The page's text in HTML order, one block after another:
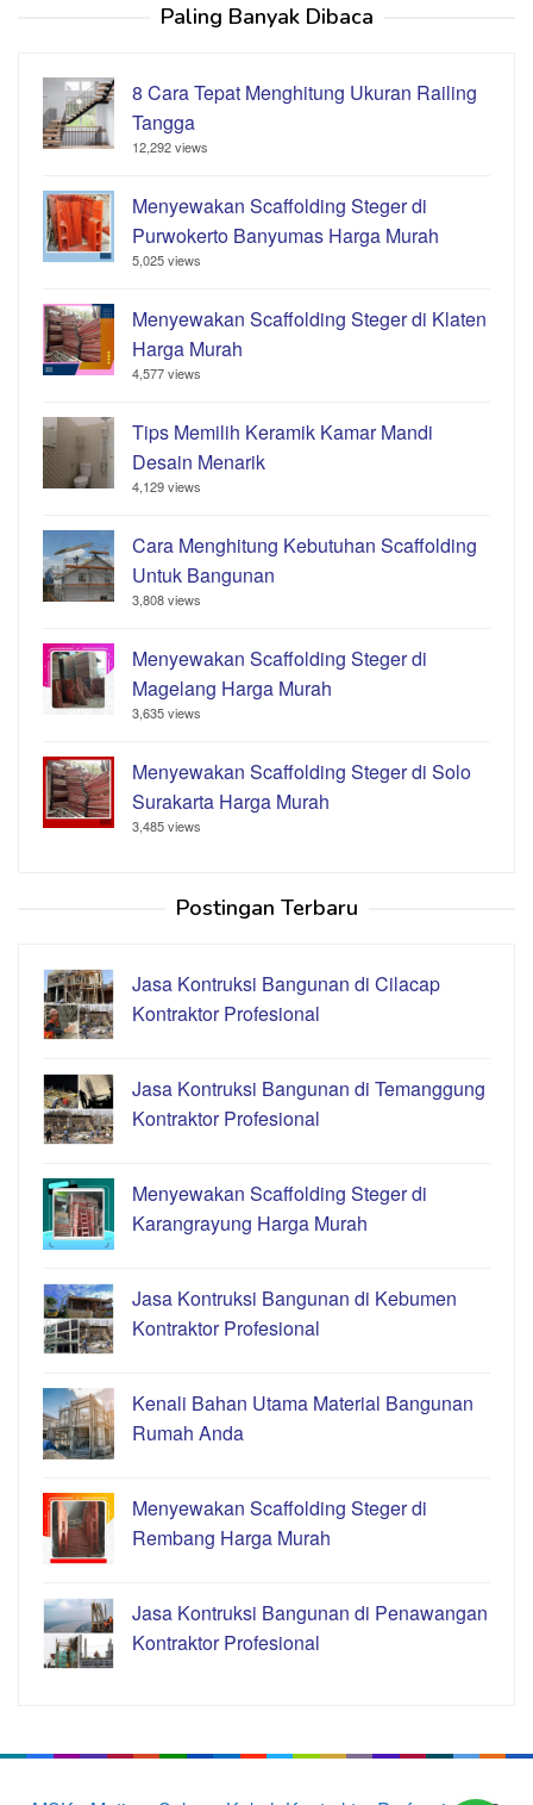
Paling Banyak Dibaca
8 Cara Tepat Menghitung Ukuran Railing
Tangga
12,292 views
Menyewakan Scaffolding Steger di
Purwokerto Banyumas Harga Murah
5,025 views
Menyewakan Scaffolding Steger di Klaten
Harga Murah
4,577 views
Tips Memilih Keramik Kamar Mandi
Desain Menarik
4,129 views
Cara Menghitung Kebutuhan Scaffolding
Untuk Bangunan
3,808 views
Menyewakan Scaffolding Steger di
Magelang Harga Murah
3,635 views
Menyewakan Scaffolding Steger di Solo
Surakarta Harga Murah
3,485 views
Postingan Terbaru
Jasa Kontruksi Bangunan di Cilacap
Kontraktor Profesional
Jasa Kontruksi Bangunan di Temanggung
Kontraktor Profesional
Menyewakan Scaffolding Steger di
Karangrayung Harga Murah
Jasa Kontruksi Bangunan di Kebumen
Kontraktor Profesional
Kenali Bahan Utama Material Bangunan
Rumah Anda
Menyewakan Scaffolding Steger di
Rembang Harga Murah
Jasa Kontruksi Bangunan di Penawangan
Kontraktor Profesional